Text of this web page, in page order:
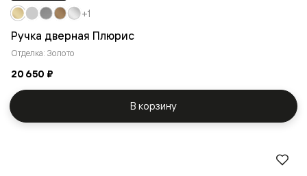
Ручка дверная Плюрис
Отделка: Золото
20 650 ₽
+1
В корзину